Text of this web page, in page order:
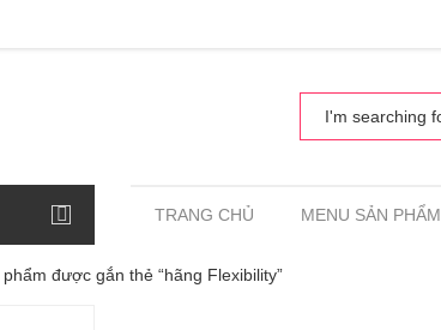
TRANG CHỦ MENU SẢN PHẨM
phẩm được gắn thẻ “hãng Flexibility”